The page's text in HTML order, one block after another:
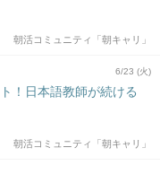
朝活コミュニティ「朝キャリ」
6/23 (火)
！日本語教師が続ける
朝活コミュニティ「朝キャリ」